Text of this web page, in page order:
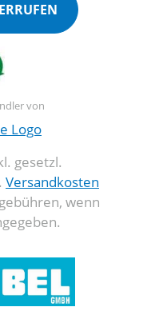
von
gesetzl.
Versandkosten
wenn